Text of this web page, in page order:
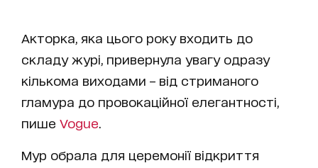
Акторка, яка цього року входить до
складу журі, привернула увагу одразу
кількома виходами – від стриманого
гламура до провокаційної елегантності,
пише Vogue
Мур обрала для церемонії відкриття